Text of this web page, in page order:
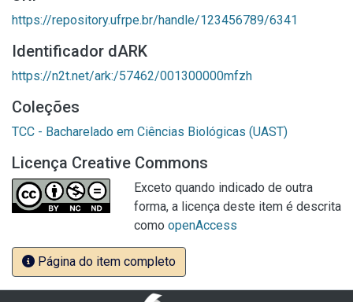
https://repository.ufrpe.br/handle/123456789/6341
Identificador dARK
https://n2t.net/ark:/57462/001300000mfzh
Coleções
TCC - Bacharelado em Ciências Biológicas (UAST)
Licença Creative Commons
Exceto quando indicado de outra
forma, a licença deste item é descrita
como openAccess
Página do item completo